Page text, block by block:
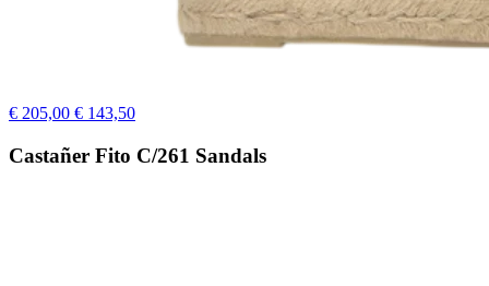
€ 205,00 € 143,50
Castañer Fito C/261 Sandals